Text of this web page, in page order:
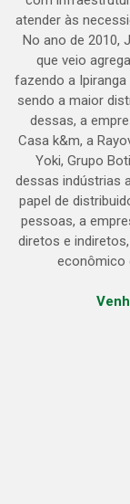
atender às
No ano de 2010,
que veio
fazendo a
sendo a maior
dessas, a
Casa k&m, a
Yoki, Grupo
dessas indústrias
papel de
pessoas, a
diretos e
econômico